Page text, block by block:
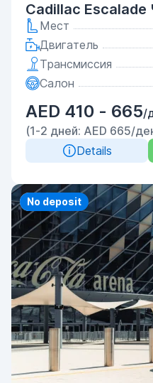
Cadillac
Мест
Двигатель
Трансмиссия
Салон
AED 410 - 665/
(1-2 дней: AED 665/
Details
Priority
No deposit